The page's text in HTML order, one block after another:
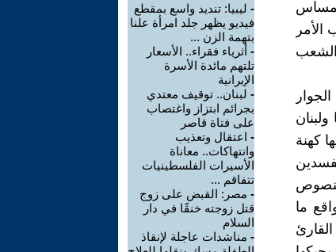
الشعب
كهنة
ما
- ليبيا: تنديد واسع بمقطع
فيديو يظهر جلد امرأة علنا
بتهمة الزن ...
- أثرياء فقراء.. الأسعار
تلتهم مائدة الأسرة
الإيرانية
- لبنان.. توقيف معتدي
بجرائم ابتزاز واغتصاب
على فتاة قاصر
- اعتقال وتعذيب
وانتهاكات.. معاناة
الأسيرات الفلسطينيات
تتفاقم ...
- مصر: القبض على زوج
قتل زوجته خنقًا في دار
السلام
- مناشدات عاجلة لإنقاذ